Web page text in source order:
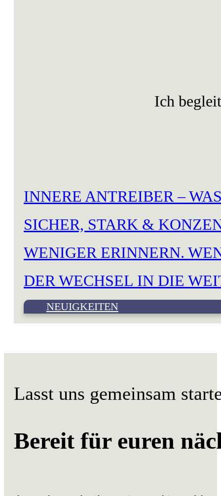
Ich
INNERE ANTREIBER –
SICHER, STARK &
WENIGER ERINNERN.
DER WECHSEL IN DIE
NEUIGKEITEN
Lasst uns gemeinsam
Bereit für euren